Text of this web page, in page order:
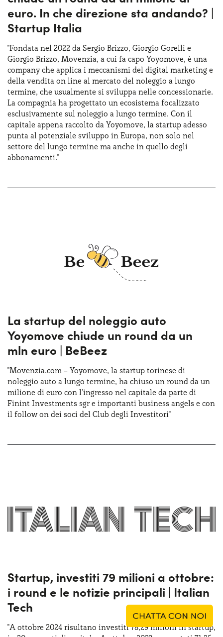
euro. In che direzione sta andando? |
Startup Italia
"Fondata nel 2022 da Sergio Brizzo, Giorgio Gorelli e
Giorgio Brizzo, Movenzia, a cui fa capo Yoyomove, è una
company che applica i meccanismi del digital marketing e
della vendita on line al mercato del noleggio a lungo
termine, che usualmente si sviluppa nelle concessionarie.
La compagnia ha progettato un ecosistema focalizzato
esclusivamente sul noleggio a lungo termine. Con il
capitale appena raccolto da Yoyomove, la startup adesso
punta al potenziale sviluppo in Europa, non solo nel
settore del lungo termine ma anche in quello degli
abbonamenti."
La startup del noleggio auto
Yoyomove chiude un round da un
mln euro | BeBeez
"Movenzia.com – Yoyomove, la startup torinese di
noleggio auto a lungo termine, ha chiuso un round da un
milione di euro con l’ingresso nel capitale da parte di
Finint Investments sgr e importanti business angels e con
il follow on dei soci del Club degli Investitori"
Startup, investiti 79 milioni a ottobre:
i round e le notizie principali | Italian
Tech
"A ottobre 2024 risultano investiti 78,29 milioni in startup,